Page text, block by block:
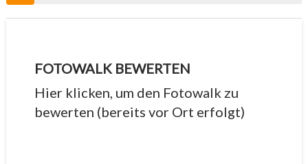
FOTOWALK BEWERTEN
Hier klicken, um den Fotowalk zu
bewerten (bereits vor Ort erfolgt)